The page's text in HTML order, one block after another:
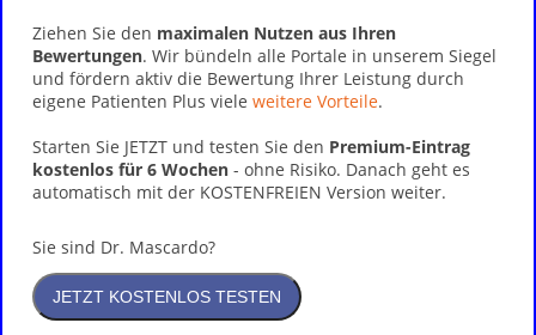
Ziehen Sie den maximalen Nutzen aus Ihren
Bewertungen. Wir bündeln alle Portale in unserem Siegel
und fördern aktiv die Bewertung Ihrer Leistung durch
eigene Patienten Plus viele weitere Vorteile.
Starten Sie JETZT und testen Sie den Premium-Eintrag
kostenlos für 6 Wochen - ohne Risiko. Danach geht es
automatisch mit der KOSTENFREIEN Version weiter.
Sie sind Dr. Mascardo?